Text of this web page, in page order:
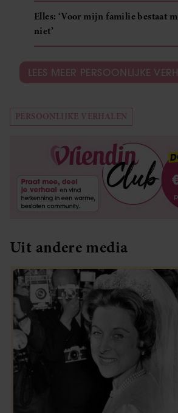
Elles: ‘Voor mijn familie bestaat
niet’
LEES MEER PERSOONLIJKE
PERSOONLIJKE VERHALEN
Uit andere media